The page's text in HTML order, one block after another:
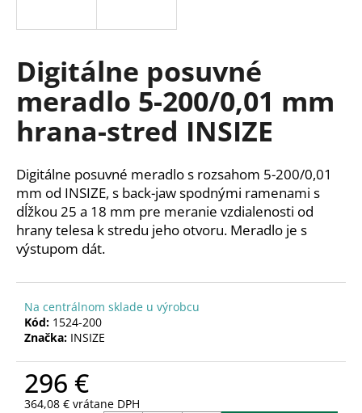
Digitálne posuvné
meradlo 5-200/0,01 mm
hrana-stred INSIZE
Digitálne posuvné meradlo s rozsahom 5-200/0,01
mm od INSIZE, s back-jaw spodnými ramenami s
dĺžkou 25 a 18 mm pre meranie vzdialenosti od
hrany telesa k stredu jeho otvoru. Meradlo je s
výstupom dát.
Na centrálnom sklade u výrobcu
Kód: 1524-200
Značka: INSIZE
296 €
364,08 € vrátane DPH
s
ť
?
HĽADAŤ
O
o
ú
č
m